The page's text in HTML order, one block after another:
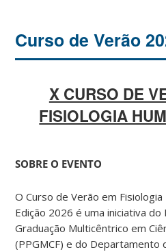
Curso de Verão
X CURSO DE
FISIOLOGIA
SOBRE O EVENTO
O Curso de Verão em Fisiologia
Edição 2026 é uma iniciativa
Graduação Multicêntrico em
(PPGMCF) e do Departamento